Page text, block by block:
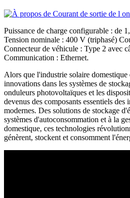
Puissance de charge configurable : de
Tension nominale : 400 V (triphasé)
Connecteur de véhicule : Type 2 avec
Communication : Ethernet.
Alors que l'industrie solaire domestique
innovations dans les systèmes de
onduleurs photovoltaïques et les
devenus des composants essentiels
modernes. Des solutions de stockage
systèmes d'autoconsommation et à la
domestique, ces technologies
génèrent, stockent et consomment